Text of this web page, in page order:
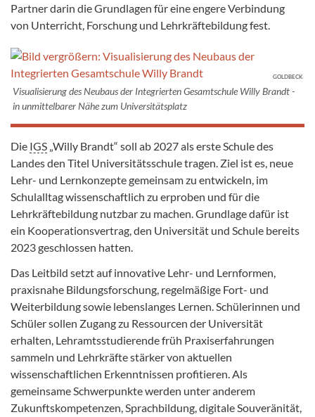
Partner darin die Grundlagen für eine engere Verbindung
von Unterricht, Forschung und Lehrkräftebildung fest.
GOLDBECK
Visualisierung des Neubaus der Integrierten Gesamtschule Willy Brandt -
in unmittelbarer Nähe zum Universitätsplatz
Die IGS „Willy Brandt“ soll ab 2027 als erste Schule des
Landes den Titel Universitätsschule tragen. Ziel ist es, neue
Lehr- und Lernkonzepte gemeinsam zu entwickeln, im
Schulalltag wissenschaftlich zu erproben und für die
Lehrkräftebildung nutzbar zu machen. Grundlage dafür ist
ein Kooperationsvertrag, den Universität und Schule bereits
2023 geschlossen hatten.
Das Leitbild setzt auf innovative Lehr- und Lernformen,
praxisnahe Bildungsforschung, regelmäßige Fort- und
Weiterbildung sowie lebenslanges Lernen. Schülerinnen und
Schüler sollen Zugang zu Ressourcen der Universität
erhalten, Lehramtsstudierende früh Praxiserfahrungen
sammeln und Lehrkräfte stärker von aktuellen
wissenschaftlichen Erkenntnissen profitieren. Als
gemeinsame Schwerpunkte werden unter anderem
Zukunftskompetenzen, Sprachbildung, digitale Souveränität,